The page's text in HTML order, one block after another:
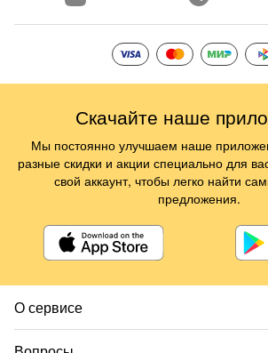
О сервисе
Скачайте наше
Мы постоянно улучшаем наше
разные скидки и акции специально для
свой аккаунт, чтобы легко найти
предложения.